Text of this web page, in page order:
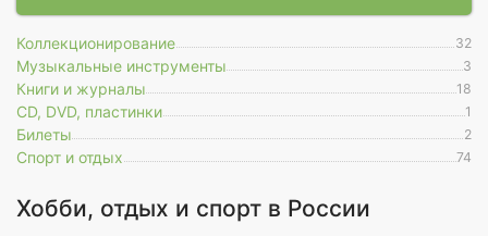
Коллекционирование 32
Музыкальные инструменты 3
Книги и журналы 18
CD, DVD, пластинки 1
Билеты 2
Спорт и отдых 74
Хобби, отдых и спорт в России